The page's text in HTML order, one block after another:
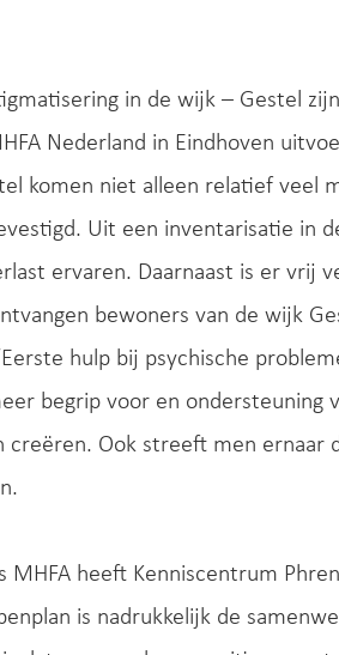
in de wijk – Gestel
Nederland in Eindhoven
komen niet alleen relatief veel
Uit een inventarisatie in
ervaren. Daarnaast is er vrij
bewoners van de wijk
hulp bij psychische
begrip voor en ondersteuning
Ook streeft men ernaar
MHFA heeft Kenniscentrum
is nadrukkelijk de